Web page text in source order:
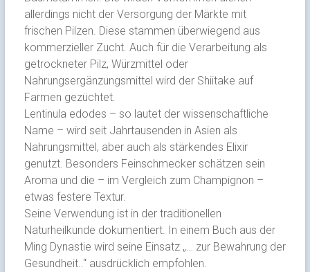
allerdings nicht der Versorgung der Märkte mit
frischen Pilzen. Diese stammen überwiegend aus
kommerzieller Zucht. Auch für die Verarbeitung als
getrockneter Pilz, Würzmittel oder
Nahrungsergänzungsmittel wird der Shiitake auf
Farmen gezüchtet.
Lentinula edodes – so lautet der wissenschaftliche
Name – wird seit Jahrtausenden in Asien als
Nahrungsmittel, aber auch als stärkendes Elixir
genutzt. Besonders Feinschmecker schätzen sein
Aroma und die – im Vergleich zum Champignon –
etwas festere Textur.
Seine Verwendung ist in der traditionellen
Naturheilkunde dokumentiert. In einem Buch aus der
Ming Dynastie wird seine Einsatz „… zur Bewahrung der
Gesundheit..“ ausdrücklich empfohlen.